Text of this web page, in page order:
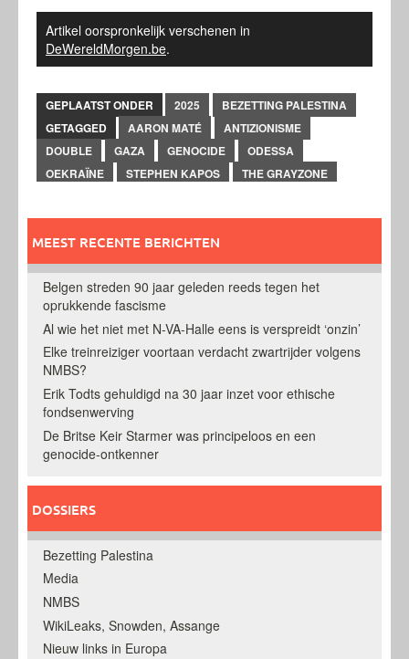
Artikel oorspronkelijk verschenen in
DeWereldMorgen.be.
GEPLAATST ONDER 2025
BEZETTING PALESTINA
GETAGGED
AARON MATÉ
ANTIZIONISME
DOUBLE
GAZA GENOCIDE
ODESSA
OEKRAÏNE
STEPHEN KAPOS THE GRAYZONE
MEEST RECENTE BERICHTEN
Belgen streden 90 jaar geleden reeds tegen het
oprukkende fascisme
Al wie het niet met N-VA-Halle eens is verspreidt ‘onzin’
Elke treinreiziger voortaan verdacht zwartrijder volgens
NMBS?
Erik Todts gehuldigd na 30 jaar inzet voor ethische
fondsenwerving
De Britse Keir Starmer was principeloos en een
genocide-ontkenner
DOSSIERS
Bezetting Palestina
Media
NMBS
WikiLeaks, Snowden, Assange
Nieuw links in Europa